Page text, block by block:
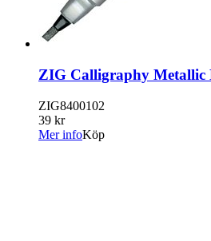
ZIG Calligraphy Metallic
ZIG8400102
39 kr
Mer infoKöp